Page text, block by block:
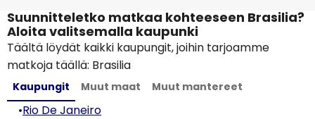
Suunnitteletko matkaa kohteeseen Brasilia?
Aloita valitsemalla kaupunki
Täältä löydät kaikki kaupungit, joihin tarjoamme
matkoja täällä: Brasilia
Kaupungit Muut maat Muut mantereet
•Rio De Janeiro